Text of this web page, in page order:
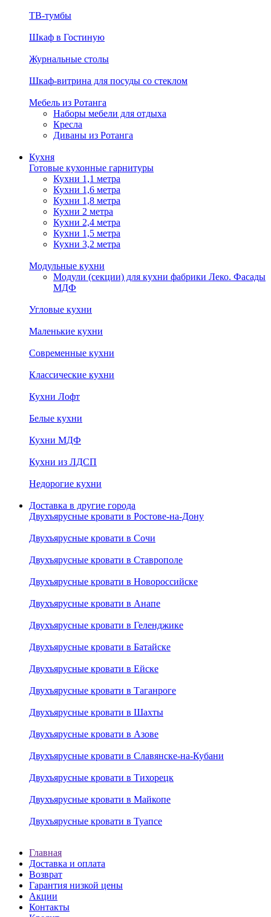
ТВ-тумбы
Шкаф в Гостиную
Журнальные столы
Шкаф-витрина для посуды со стеклом
Мебель из Ротанга
Наборы мебели для отдыха
Кресла
Диваны из Ротанга
Кухня
Готовые кухонные гарнитуры
Кухни 1,1 метра
Кухни 1,6 метра
Кухни 1,8 метра
Кухни 2 метра
Кухни 2,4 метра
Кухни 1,5 метра
Кухни 3,2 метра
Модульные кухни
Модули (секции) для кухни фабрики Леко. Фасады
МДФ
Угловые кухни
Маленькие кухни
Современные кухни
Классические кухни
Кухни Лофт
Белые кухни
Кухни МДФ
Кухни из ЛДСП
Недорогие кухни
Доставка в другие города
Двухъярусные кровати в Ростове-на-Дону
Двухъярусные кровати в Сочи
Двухъярусные кровати в Ставрополе
Двухъярусные кровати в Новороссийске
Двухъярусные кровати в Анапе
Двухъярусные кровати в Геленджике
Двухъярусные кровати в Батайске
Двухъярусные кровати в Ейске
Двухъярусные кровати в Таганроге
Двухъярусные кровати в Шахты
Двухъярусные кровати в Азове
Двухъярусные кровати в Славянске-на-Кубани
Двухъярусные кровати в Тихорецк
Двухъярусные кровати в Майкопе
Двухъярусные кровати в Туапсе
Главная
Доставка и оплата
Возврат
Гарантия низкой цены
Акции
Контакты